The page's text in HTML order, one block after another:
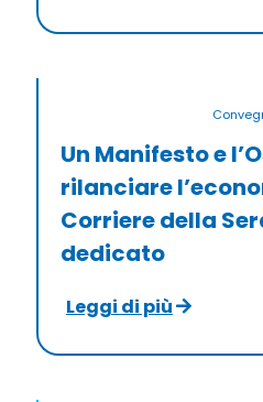
Un Manifesto e
rilanciare
Corriere della
dedicato
Leggi di più